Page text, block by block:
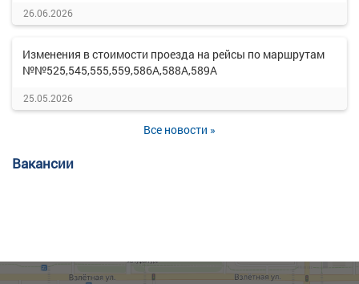
26.06.2026
Изменения в стоимости проезда на рейсы по маршрутам
№№525,545,555,559,586А,588А,589А
25.05.2026
Все новости »
Вакансии